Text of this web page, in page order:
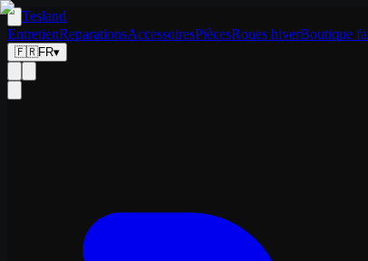
Tesland
EntretienReparationsAccessoiresPiècesRoues hiverBoutique
🇫🇷FR▾